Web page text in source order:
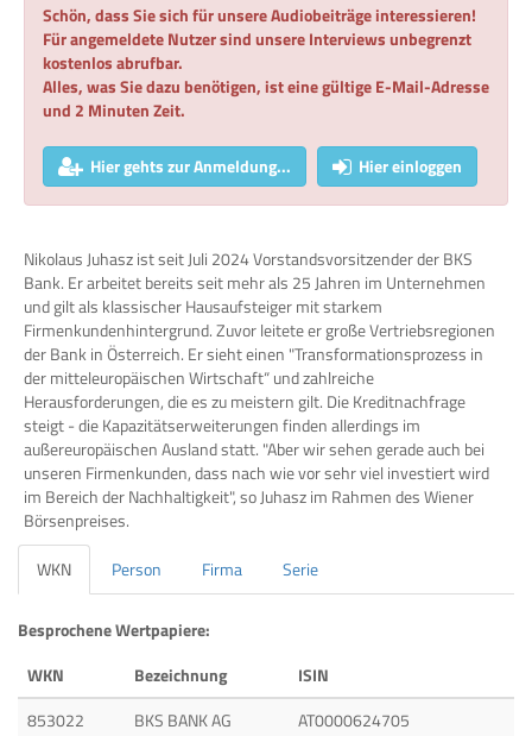
Schön, dass Sie sich für unsere Audiobeiträge interessieren!
Für angemeldete Nutzer sind unsere Interviews unbegrenzt
kostenlos abrufbar.
Alles, was Sie dazu benötigen, ist eine gültige E-Mail-Adresse
und 2 Minuten Zeit.
Hier gehts zur Anmeldung... Hier einloggen
Nikolaus Juhasz ist seit Juli 2024 Vorstandsvorsitzender der BKS
Bank. Er arbeitet bereits seit mehr als 25 Jahren im Unternehmen
und gilt als klassischer Hausaufsteiger mit starkem
Firmenkundenhintergrund. Zuvor leitete er große Vertriebsregionen
der Bank in Österreich. Er sieht einen "Transformationsprozess in
der mitteleuropäischen Wirtschaft“ und zahlreiche
Herausforderungen, die es zu meistern gilt. Die Kreditnachfrage
steigt - die Kapazitätserweiterungen finden allerdings im
außereuropäischen Ausland statt. "Aber wir sehen gerade auch bei
unseren Firmenkunden, dass nach wie vor sehr viel investiert wird
im Bereich der Nachhaltigkeit", so Juhasz im Rahmen des Wiener
Börsenpreises.
WKN
Person Firma Serie
Besprochene Wertpapiere:
WKN
Bezeichnung
ISIN
853022
BKS BANK AG AT0000624705